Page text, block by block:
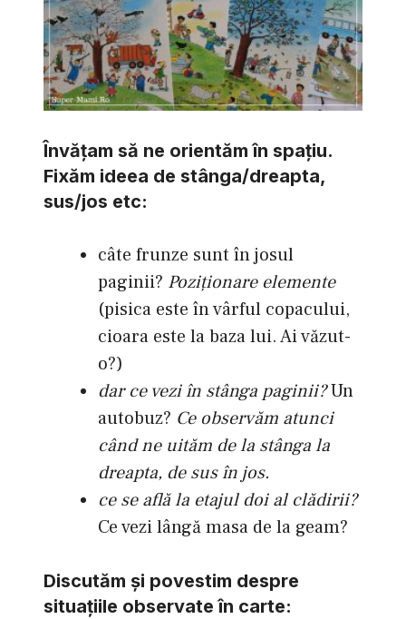
Învăţam să ne orientăm în spaţiu.
Fixăm ideea de stânga/dreapta,
sus/jos etc:
câte frunze sunt în josul
paginii? Poziţionare elemente
(pisica este în vârful copacului,
cioara este la baza lui. Ai văzut-
o?)
dar ce vezi în stânga paginii?Un
autobuz? Ce observăm atunci
când ne uităm de la stânga la
dreapta, de sus în jos.
ce se află la etajul doi al clădirii?
Ce vezi lângă masa de la geam?
Discutăm şi povestim despre
situaţiile observate în carte: